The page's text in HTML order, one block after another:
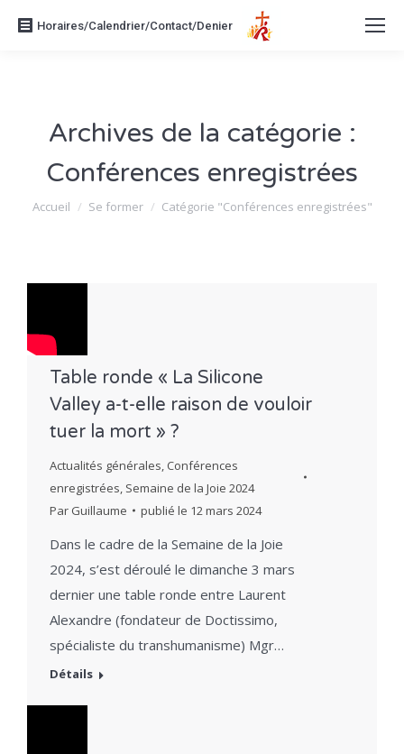
Horaires/Calendrier/Contact/Denier
Archives de la catégorie :
Conférences enregistrées
Vous êtes ici :
Accueil Se former Catégorie "Conférences enregistrées"
Table ronde « La Silicone
Valley a-t-elle raison de vouloir
tuer la mort » ?
Actualités générales Conférences
enregistrées Semaine de la Joie 2024
Par Guillaume publié le 12 mars 2024
Dans le cadre de la Semaine de la Joie
2024, s’est déroulé le dimanche 3 mars
dernier une table ronde entre Laurent
Alexandre (fondateur de Doctissimo,
spécialiste du transhumanisme) Mgr…
Détails